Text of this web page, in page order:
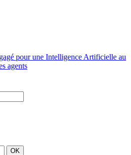
pour une Intelligence Artificielle au
agents
OK